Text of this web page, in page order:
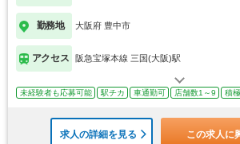
勤務地 大阪府 豊中市
アクセス 阪急宝塚本線 三国(大阪)駅
未経験者も応募可能 駅チカ 車通勤可 店舗数1～9 積
求人の詳細を見る この求人に